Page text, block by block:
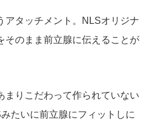
アタッチメント。NLSオリジナ
そのまま前立腺に伝えることが
まりこだわって作られていない
たいに前立腺にフィットしに